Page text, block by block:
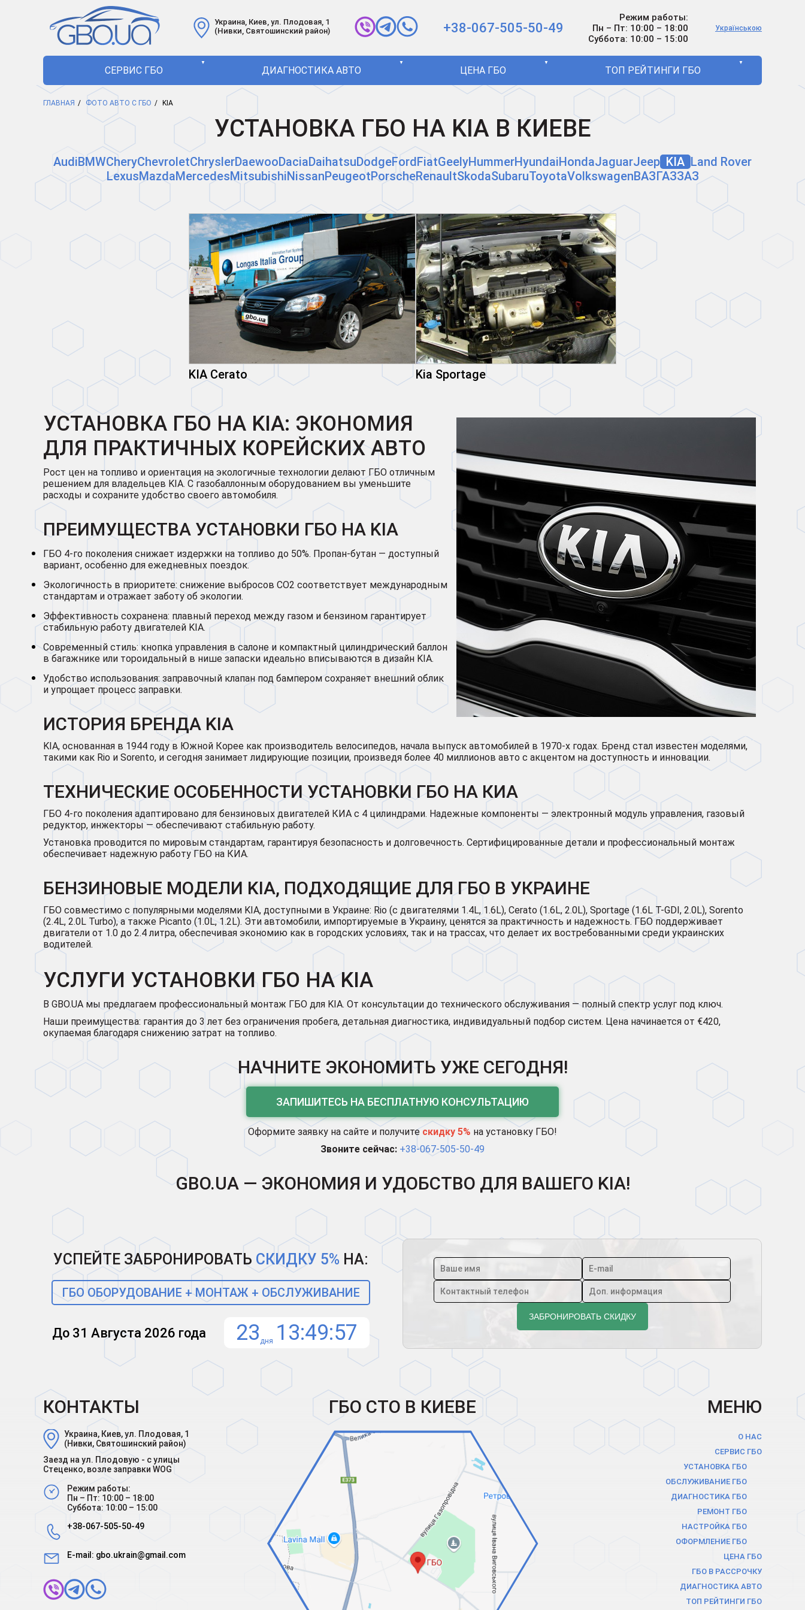
Украина, Киев, ул. Плодовая, 1
(Нивки, Святошинский район)
+38-067-505-50-49
Режим работы:
Пн – Пт: 10:00 – 18:00
Суббота: 10:00 – 15:00
Українською
СЕРВИС ГБО
▼
ДИАГНОСТИКА АВТО
▼
ЦЕНА ГБО
▼
ТОП РЕЙТИНГИ ГБО
▼
ГЛАВНАЯ ФОТО АВТО С ГБО KIA
УСТАНОВКА ГБО НА KIA В КИЕВЕ
AudiBMWCheryChevroletChryslerDaewooDaciaDaihatsuDodgeFordFiatGeelyHummerHyundaiHondaJaguarJeep KIA Land Rover
LexusMazdaMercedesMitsubishiNissanPeugeotPorscheRenaultSkodaSubaruToyotaVolkswagenВАЗГАЗЗАЗ
KIA Cerato Kia Sportage
УСТАНОВКА ГБО НА KIA: ЭКОНОМИЯ
ДЛЯ ПРАКТИЧНЫХ КОРЕЙСКИХ АВТО
Рост цен на топливо и ориентация на экологичные технологии делают ГБО отличным
решением для владельцев KIA. С газобаллонным оборудованием вы уменьшите
расходы и сохраните удобство своего автомобиля.
ПРЕИМУЩЕСТВА УСТАНОВКИ ГБО НА KIA
ГБО 4-го поколения снижает издержки на топливо до 50%. Пропан-бутан — доступный
вариант, особенно для ежедневных поездок.
Экологичность в приоритете: снижение выбросов CO2 соответствует международным
стандартам и отражает заботу об экологии.
Эффективность сохранена: плавный переход между газом и бензином гарантирует
стабильную работу двигателей KIA.
Современный стиль: кнопка управления в салоне и компактный цилиндрический баллон
в багажнике или тороидальный в нише запаски идеально вписываются в дизайн KIA.
Удобство использования: заправочный клапан под бампером сохраняет внешний облик
и упрощает процесс заправки.
ИСТОРИЯ БРЕНДА KIA
KIA, основанная в 1944 году в Южной Корее как производитель велосипедов, начала выпуск автомобилей в 1970-х годах. Бренд стал известен моделями,
такими как Rio и Sorento, и сегодня занимает лидирующие позиции, произведя более 40 миллионов авто с акцентом на доступность и инновации.
ТЕХНИЧЕСКИЕ ОСОБЕННОСТИ УСТАНОВКИ ГБО НА КИА
ГБО 4-го поколения адаптировано для бензиновых двигателей КИА с 4 цилиндрами. Надежные компоненты — электронный модуль управления, газовый
редуктор, инжекторы — обеспечивают стабильную работу.
Установка проводится по мировым стандартам, гарантируя безопасность и долговечность. Сертифицированные детали и профессиональный монтаж
обеспечивает надежную работу ГБО на КИА.
БЕНЗИНОВЫЕ МОДЕЛИ KIA, ПОДХОДЯЩИЕ ДЛЯ ГБО В УКРАИНЕ
ГБО совместимо с популярными моделями KIA, доступными в Украине: Rio (с двигателями 1.4L, 1.6L), Cerato (1.6L, 2.0L), Sportage (1.6L T-GDI, 2.0L), Sorento
(2.4L, 2.0L Turbo), а также Picanto (1.0L, 1.2L). Эти автомобили, импортируемые в Украину, ценятся за практичность и надежность. ГБО поддерживает
двигатели от 1.0 до 2.4 литра, обеспечивая экономию как в городских условиях, так и на трассах, что делает их востребованными среди украинских
водителей.
УСЛУГИ УСТАНОВКИ ГБО НА KIA
В GBO.UA мы предлагаем профессиональный монтаж ГБО для KIA. От консультации до технического обслуживания — полный спектр услуг под ключ.
Наши преимущества: гарантия до 3 лет без ограничения пробега, детальная диагностика, индивидуальный подбор систем. Цена начинается от €420,
окупаемая благодаря снижению затрат на топливо.
НАЧНИТЕ ЭКОНОМИТЬ УЖЕ СЕГОДНЯ!
ЗАПИШИТЕСЬ НА БЕСПЛАТНУЮ КОНСУЛЬТАЦИЮ
Оформите заявку на сайте и получитескидку 5% на установку ГБО!
Звоните сейчас: +38-067-505-50-49
GBO.UA — ЭКОНОМИЯ И УДОБСТВО ДЛЯ ВАШЕГО KIA!
УСПЕЙТЕ ЗАБРОНИРОВАТЬ СКИДКУ 5% НА:
ГБО ОБОРУДОВАНИЕ + МОНТАЖ + ОБСЛУЖИВАНИЕ
До 31 Августа 2026 года 23 дня 13 49 56
КОНТАКТЫ
Украина, Киев, ул. Плодовая, 1
(Нивки, Святошинский район)
Заезд на ул. Плодовую - с улицы
Стеценко, возле заправки WOG
Режим работы:
Пн – Пт: 10:00 – 18:00
Суббота: 10:00 – 15:00
+38-067-505-50-49
E-mail: gbo.ukrain@gmail.com
ГБО СТО В КИЕВЕ МЕНЮ
О НАС
СЕРВИС ГБО
УСТАНОВКА ГБО
ОБСЛУЖИВАНИЕ ГБО
ДИАГНОСТИКА ГБО
РЕМОНТ ГБО
НАСТРОЙКА ГБО
ОФОРМЛЕНИЕ ГБО
ЦЕНА ГБО
ГБО В РАCСРОЧКУ
ДИАГНОСТИКА АВТО
ТОП РЕЙТИНГИ ГБО